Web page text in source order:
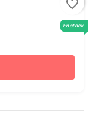
En stock
favorite_border